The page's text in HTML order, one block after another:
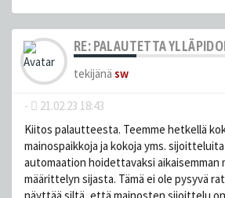
RE: PALAUTETTA
tekijänä sw
- 21.02.23 18:43
Kiitos palautteesta. Teemme hetkellä
mainospaikkoja ja kokoja yms.
automaation hoidettavaksi aikaisemman
määrittelyn sijasta. Tämä ei ole pysyvä